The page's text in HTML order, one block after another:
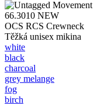
66.3010 NEW
OCS RCS Crewneck
Těžká unisex mikina
white
black
charcoal
grey melange
fog
birch